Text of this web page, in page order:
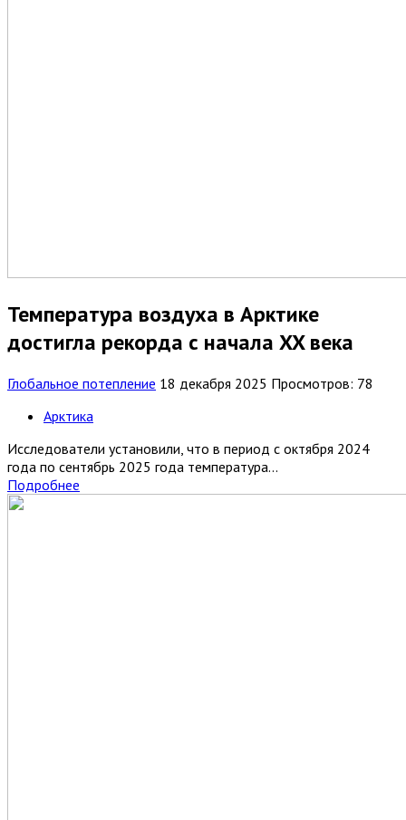
Температура воздуха в Арктике
достигла рекорда с начала XX века
Глобальное потепление 18 декабря 2025 Просмотров: 78
Арктика
Исследователи установили, что в период с октября 2024
года по сентябрь 2025 года температура...
Подробнее